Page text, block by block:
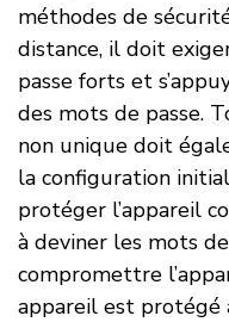
méthodes de
distance, il doit
passe forts et
des mots de passe.
non unique doit
la configuration
protéger l’appareil
à deviner les mots
compromettre
appareil est protégé